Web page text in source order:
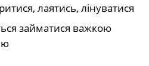
лаятись, лінуватися
займатися важкою